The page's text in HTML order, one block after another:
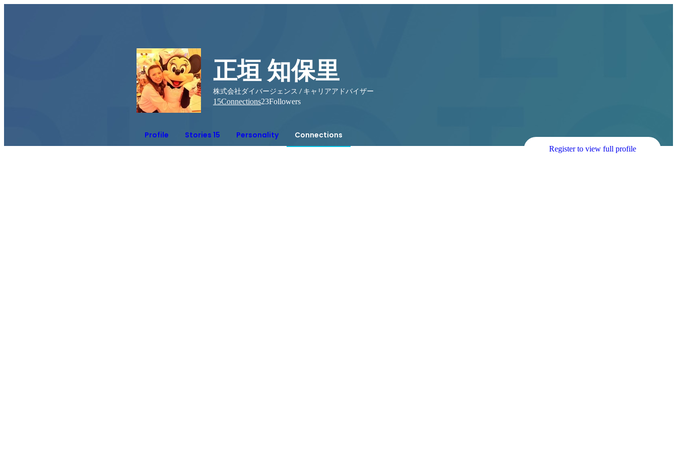
正垣 知保里
株式会社ダイバージェンス / キャリアアドバイザー
15Connections23Followers
Profile Stories 15 Personality Connections
Register to view full profile